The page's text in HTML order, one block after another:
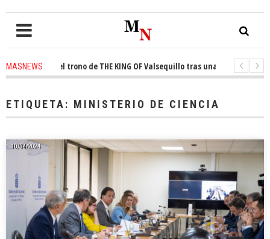
MASNEWSel trono de THE KING OF Valsequillo tras una jornada de
ETIQUETA: MINISTERIO DE CIENCIA
10/04/2024